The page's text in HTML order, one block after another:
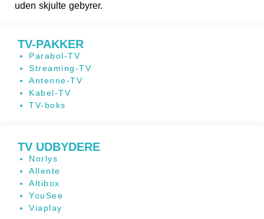
uden skjulte gebyrer.
TV-PAKKER
Parabol-TV
Streaming-TV
Antenne-TV
Kabel-TV
TV-boks
TV UDBYDERE
Norlys
Allente
Altibox
YouSee
Viaplay